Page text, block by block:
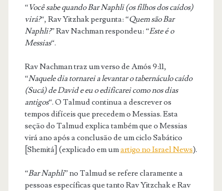
“Você sabe quando Bar Naphli (os filhos dos caídos)
virá?“, Rav Yitzhak pergunta: “Quem são Bar
Naphli?” Rav Nachman respondeu: “Este é o
Messias“.
Rav Nachman traz um verso de Amós 9:11,
“Naquele dia tornarei a levantar o tabernáculo caído
(Sucá) de David e eu o edificarei como nos dias
antigos“. O Talmud continua a descrever os
tempos difíceis que precedem o Messias. Esta
seção do Talmud explica também que o Messias
virá ano após a conclusão de um ciclo Sabático
[Shemitá] (explicado em umartigo no Israel News).
“Bar Naphli” no Talmud se refere claramente a
pessoas específicas que tanto Rav Yitzchak e Rav